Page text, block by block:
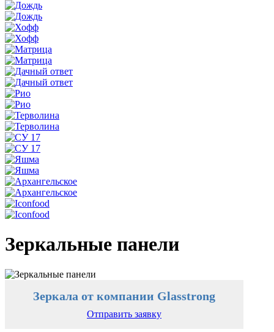
Зеркальные панели
Зеркала от компании Glasstrong
Отправить заявку